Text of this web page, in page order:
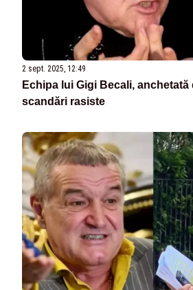
2 sept. 2025, 12:49
Echipa lui Gigi Becali, anchetată
scandări rasiste